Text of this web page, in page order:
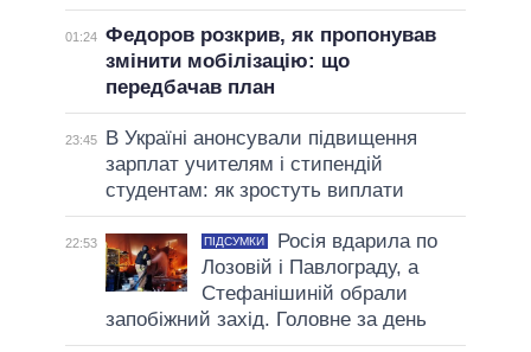
01:24 Федоров розкрив, як пропонував
змінити мобілізацію: що
передбачав план
23:45
В Україні анонсували підвищення
зарплат учителям і стипендій
студентам: як зростуть виплати
22:53 ПІДСУМКИ
Росія вдарила по
Лозовій і Павлограду, а
Стефанішиній обрали
запобіжний захід. Головне за день